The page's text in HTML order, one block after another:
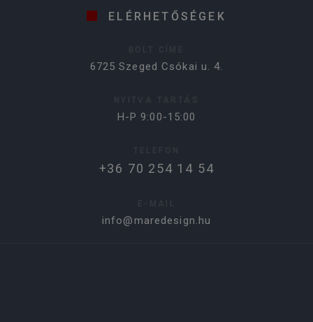
ELÉRHETŐSÉGEK
6725 Szeged Csókai u. 4.
H-P 9:00-15:00
+36 70 254 14 54
info@maredesign.hu